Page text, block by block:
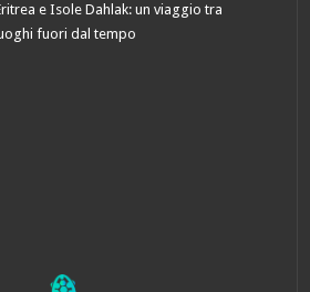
e Isole Dahlak: un viaggio tra
fuori dal tempo